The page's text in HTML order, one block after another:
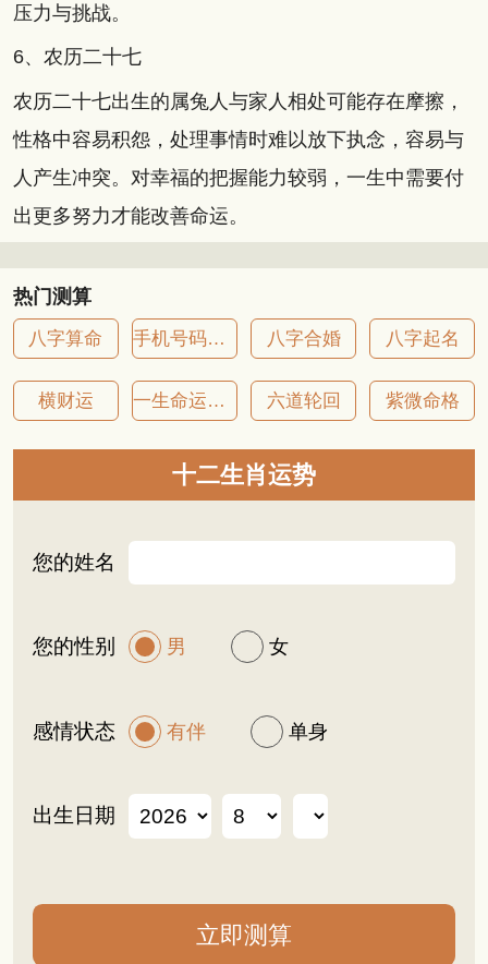
压力与挑战。
6、农历二十七
农历二十七出生的属兔人与家人相处可能存在摩擦，
性格中容易积怨，处理事情时难以放下执念，容易与
人产生冲突。对幸福的把握能力较弱，一生中需要付
出更多努力才能改善命运。
热门测算
八字算命 手机号码吉凶 八字合婚 八字起名
横财运 一生命运详批 六道轮回 紫微命格
十二生肖运势
您的姓名
您的性别 男 女
感情状态 有伴 单身
出生日期